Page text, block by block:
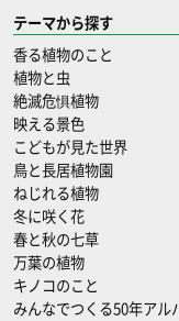
テーマから探す
香る植物のこと
植物と虫
絶滅危惧植物
映える景色
こどもが見た世界
鳥と長居植物園
ねじれる植物
冬に咲く花
春と秋の七草
万葉の植物
キノコのこと
みんなでつくる50年アル